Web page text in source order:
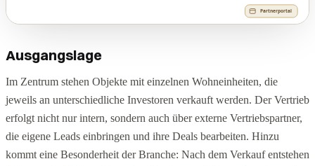
Ausgangslage
Im Zentrum stehen Objekte mit einzelnen Wohneinheiten, die
jeweils an unterschiedliche Investoren verkauft werden. Der Vertrieb
erfolgt nicht nur intern, sondern auch über externe Vertriebspartner,
die eigene Leads einbringen und ihre Deals bearbeiten. Hinzu
kommt eine Besonderheit der Branche: Nach dem Verkauf entstehen